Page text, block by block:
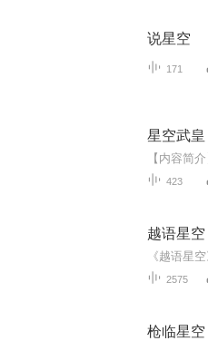
说星空
171
星空武皇
423
越语星空
《越语星
2575
枪临星空